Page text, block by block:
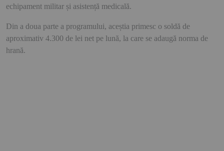
echipament militar și asistență medicală.
Din a doua parte a programului, aceștia primesc o soldă de
aproximativ 4.300 de lei net pe lună, la care se adaugă norma de
hrană.